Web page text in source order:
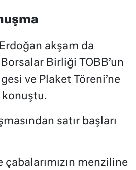
akşam da
Birliği TOBB’un
ve Plaket Töreni’ne
konuştu.
satır başları
çabalarımızın menziline